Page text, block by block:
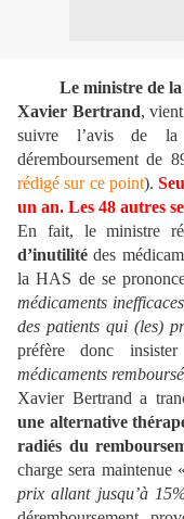
Le ministre de
Xavier Bertrand,
suivre l’avis de
déremboursement de
rédigé sur ce point).
un an. Les 48 autres
En fait, le ministre
d’inutilité des
la HAS de se
médicaments
des patients qui (les)
préfère donc
médicaments
Xavier Bertrand a
une alternative
radiés du
charge sera maintenue
prix allant jusqu’à